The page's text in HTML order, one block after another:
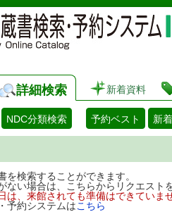
詳細検索 新着資料
NDC分類検索 予約ベスト 新
検索することができます。
ない場合は、こちらからリクエス
は、来館されても準備はできてい
予約システムはこちら